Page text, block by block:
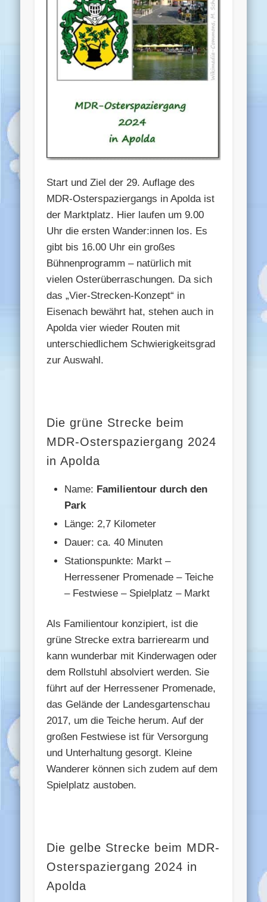
Start und Ziel der 29. Auflage des
MDR-Osterspaziergangs in Apolda ist
der Marktplatz. Hier laufen um 9.00
Uhr die ersten Wander:innen los. Es
gibt bis 16.00 Uhr ein großes
Bühnenprogramm – natürlich mit
vielen Osterüberraschungen. Da sich
das „Vier-Strecken-Konzept“ in
Eisenach bewährt hat, stehen auch in
Apolda vier wieder Routen mit
unterschiedlichem Schwierigkeitsgrad
zur Auswahl.
Die grüne Strecke beim
MDR-Osterspaziergang 2024
in Apolda
Name: Familientour durch den
Park
Länge: 2,7 Kilometer
Dauer: ca. 40 Minuten
Stationspunkte: Markt –
Herressener Promenade – Teiche
– Festwiese – Spielplatz – Markt
Als Familientour konzipiert, ist die
grüne Strecke extra barrierearm und
kann wunderbar mit Kinderwagen oder
dem Rollstuhl absolviert werden. Sie
führt auf der Herressener Promenade,
das Gelände der Landesgartenschau
2017, um die Teiche herum. Auf der
großen Festwiese ist für Versorgung
und Unterhaltung gesorgt. Kleine
Wanderer können sich zudem auf dem
Spielplatz austoben.
Die gelbe Strecke beim MDR-
Osterspaziergang 2024 in
Apolda